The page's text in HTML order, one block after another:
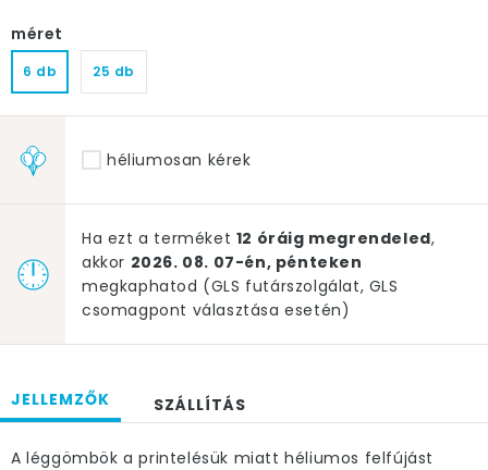
méret
6 db 25 db
héliumosan kérek
Ha ezt a terméket 12 óráig megrendeled,
akkor 2026. 08. 07-én, pénteken
megkaphatod (GLS futárszolgálat, GLS
csomagpont választása esetén)
JELLEMZŐK SZÁLLÍTÁS
A léggömbök a printelésük miatt héliumos felfújást